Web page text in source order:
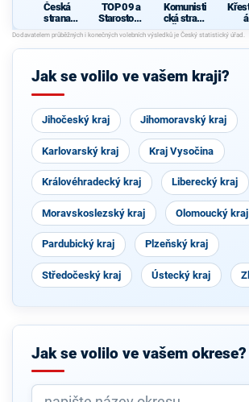
Česká
strana
sociálně
demokrati
cká
TOP 09 a
Starostové
pro
Vysočinu
Komunisti
cká strana
Čech a
Moravy
cká
Jak se volilo ve vašem kraji?
Jihočeský kraj Jihomoravský kraj
Karlovarský kraj Kraj Vysočina
Královéhradecký kraj Liberecký kraj
Moravskoslezský kraj Olomoucký kraj
Pardubický kraj Plzeňský kraj
Středočeský kraj Ústecký kraj
Jak se volilo ve vašem okrese?